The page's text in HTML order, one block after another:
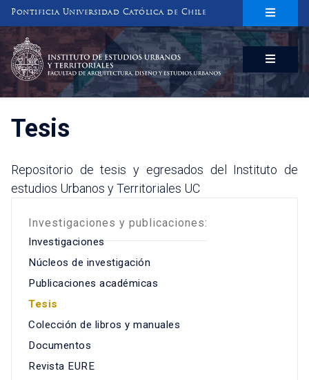
Pontificia Universidad Católica de Chile
INSTITUTO DE ESTUDIOS URBANOS
Y TERRITORIALES
FACULTAD DE ARQUITECTURA, DISEÑO Y ESTUDIOS URBANOS
Tesis
Repositorio de tesis y egresados del Instituto de
estudios Urbanos y Territoriales UC
Investigaciones y publicaciones:
Investigaciones
Núcleos de investigación
Publicaciones académicas
Tesis
Colección de libros y manuales
Documentos
Revista EURE